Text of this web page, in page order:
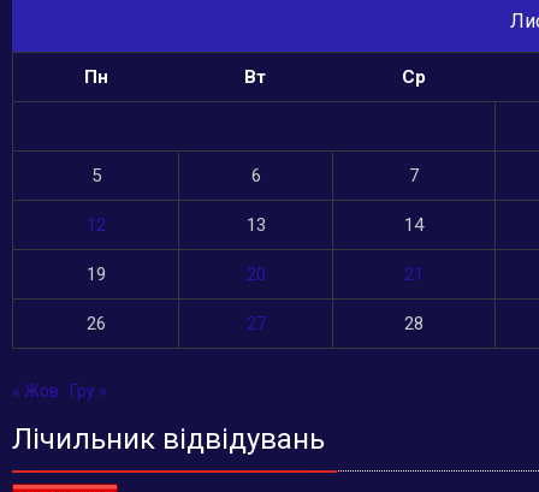
Пн Вт Ср
5 6 7
12 13 14
19 20 21
26 27 28
« Жов Гру »
Лічильник відвідувань